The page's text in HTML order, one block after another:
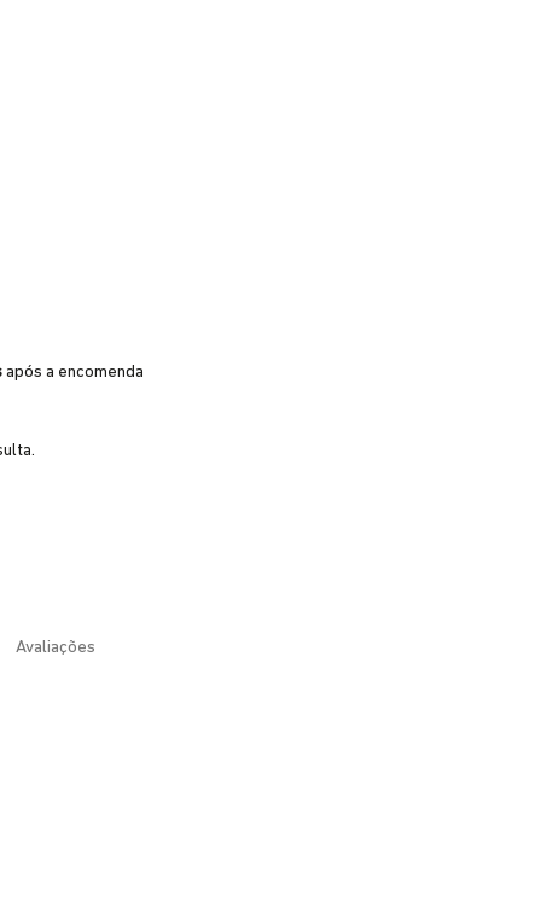
após a encomenda
Avaliações